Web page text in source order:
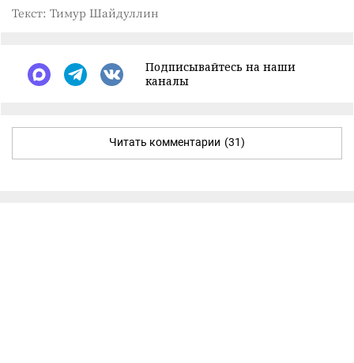
Текст: Тимур Шайдуллин
Подписывайтесь на наши
каналы
Читать комментарии (31)